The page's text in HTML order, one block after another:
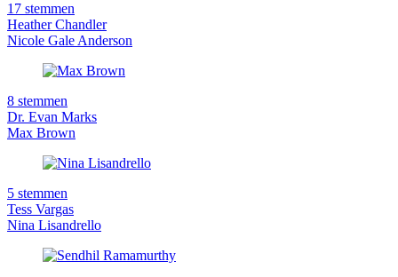
17 stemmen
Heather Chandler
Nicole Gale Anderson
8 stemmen
Dr. Evan Marks
Max Brown
5 stemmen
Tess Vargas
Nina Lisandrello